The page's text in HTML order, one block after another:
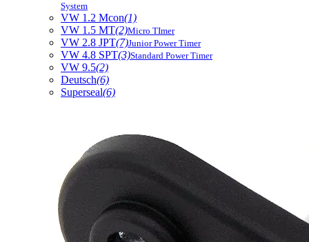
System
VW 1.2 Mcon(1)
VW 1.5 MT(2)Micro TImer
VW 2.8 JPT(7)Junior Power Timer
VW 4.8 SPT(3)Standard Power Timer
VW 9.5(2)
Deutsch(6)
Superseal(6)